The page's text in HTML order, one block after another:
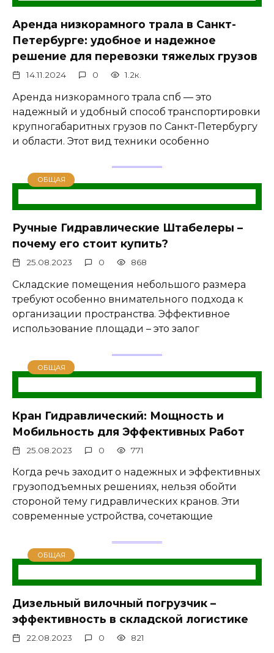
Аренда низкорамного трала в Санкт-
Петербурге: удобное и надежное
решение для перевозки тяжелых грузов
14.11.2024 0 1.2к.
Аренда низкорамного трала спб — это
надежный и удобный способ транспортировки
крупногабаритных грузов по Санкт-Петербургу
и области. Этот вид техники особенно
ОБЩАЯ
Ручные Гидравлические Штабелеры –
почему его стоит купить?
25.08.2023 0 868
Складские помещения небольшого размера
требуют особенно внимательного подхода к
организации пространства. Эффективное
использование площади – это залог
ОБЩАЯ
Кран Гидравлический: Мощность и
Мобильность для Эффективных Работ
25.08.2023 0 771
Когда речь заходит о надежных и эффективных
грузоподъемных решениях, нельзя обойти
стороной тему гидравлических кранов. Эти
современные устройства, сочетающие
ОБЩАЯ
Дизельный вилочный погрузчик –
эффективность в складской логистике
22.08.2023 0 821